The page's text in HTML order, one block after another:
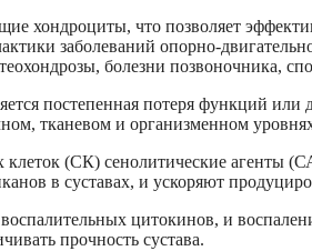
хондроциты, что позволяет
заболеваний опорно-
болезни позвоночника,
постепенная потеря функций или
тканевом и организменном
(СК) сенолитические агенты
в суставах, и ускоряют
цитокинов, и
прочность сустава.